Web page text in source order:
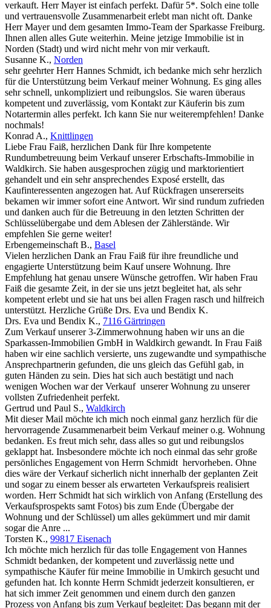
verkauft. Herr Mayer ist einfach perfekt. Dafür 5*. Solch eine tolle
und vertrauensvolle Zusammenarbeit erlebt man nicht oft. Danke
Herr Mayer und dem gesamten Immo-Team der Sparkasse Freiburg.
Ihnen allen alles Gute weiterhin. Meine jetzige Immobilie ist in
Norden (Stadt) und wird nicht mehr von mir verkauft.
Susanne K., Norden
sehr geehrter Herr Hannes Schmidt, ich bedanke mich sehr herzlich
für die Unterstützung beim Verkauf meiner Wohnung. Es ging alles
sehr schnell, unkompliziert und reibungslos. Sie waren überaus
kompetent und zuverlässig, vom Kontakt zur Käuferin bis zum
Notartermin alles perfekt. Ich kann Sie nur weiterempfehlen! Danke
nochmals!
Konrad A., Knittlingen
Liebe Frau Faiß, herzlichen Dank für Ihre kompetente
Rundumbetreuung beim Verkauf unserer Erbschafts-Immobilie in
Waldkirch. Sie haben ausgesprochen zügig und marktorientiert
gehandelt und ein sehr ansprechendes Exposé erstellt, das
Kaufinteressenten angezogen hat. Auf Rückfragen unsererseits
bekamen wir immer sofort eine Antwort. Wir sind rundum zufrieden
und danken auch für die Betreuung in den letzten Schritten der
Schlüsselübergabe und dem Ablesen der Zählerstände. Wir
empfehlen Sie gerne weiter!
Erbengemeinschaft B., Basel
Vielen herzlichen Dank an Frau Faiß für ihre freundliche und
engagierte Unterstützung beim Kauf unsere Wohnung. Ihre
Empfehlung hat genau unsere Wünsche getroffen. Wir haben Frau
Faiß die gesamte Zeit, in der sie uns jetzt begleitet hat, als sehr
kompetent erlebt und sie hat uns bei allen Fragen rasch und hilfreich
unterstützt. Herzliche Grüße Drs. Eva und Bendix K.
Drs. Eva und Bendix K., 7116 Gärtringen
Zum Verkauf unserer 3-Zimmerwohnung haben wir uns an die
Sparkassen-Immobilien GmbH in Waldkirch gewandt. In Frau Faiß
haben wir eine sachlich versierte, uns zugewandte und sympathische
Ansprechpartnerin gefunden, die uns gleich das Gefühl gab, in
guten Händen zu sein. Dies hat sich auch bestätigt und nach
wenigen Wochen war der Verkauf unserer Wohnung zu unserer
vollsten Zufriedenheit perfekt.
Gertrud und Paul S., Waldkirch
Mit dieser Mail möchte ich mich noch einmal ganz herzlich für die
hervorragende Zusammenarbeit beim Verkauf meiner o.g. Wohnung
bedanken. Es freut mich sehr, dass alles so gut und reibungslos
geklappt hat. Insbesondere möchte ich noch einmal das sehr große
persönliches Engagement von Herrn Schmidt hervorheben. Ohne
dies wäre der Verkauf sicherlich nicht innerhalb der geplanten Zeit
und sogar zu einem besser als erwarteten Verkaufspreis realisiert
worden. Herr Schmidt hat sich wirklich von Anfang (Erstellung des
Verkaufsprospekts samt Fotos) bis zum Ende (Übergabe der
Wohnung und der Schlüssel) um alles gekümmert und mir damit
sogar die Anre ...
Torsten K., 99817 Eisenach
Ich möchte mich herzlich für das tolle Engagement von Hannes
Schmidt bedanken, der kompetent und zuverlässig nette und
sympathische Käufer für meine Immobilie in Umkirch gesucht und
gefunden hat. Ich konnte Herrn Schmidt jederzeit konsultieren, er
hat sich immer Zeit genommen und einem durch den ganzen
Prozess von Anfang bis zum Verkauf begleitet: Das begann mit der